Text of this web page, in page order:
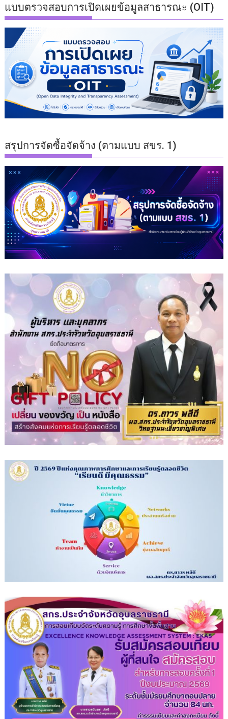
แบบตรวจสอบการเปิดเผยข้อมูลสาธารณะ (OIT)
สรุปการจัดซื้อจัดจ้าง (ตามแบบ สขร. 1)